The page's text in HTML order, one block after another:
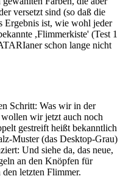
versetzt sind (so daß die
Ergebnis ist, wie wohl jeder
,Flimmerkiste' (Test 1
schon lange nicht
Schritt: Was wir in der
wir jetzt auch noch
gestreift heißt bekanntlich
Muster (das Desktop-Grau)
Und siehe da, das neue,
an den Knöpfen für
letzten Flimmer.